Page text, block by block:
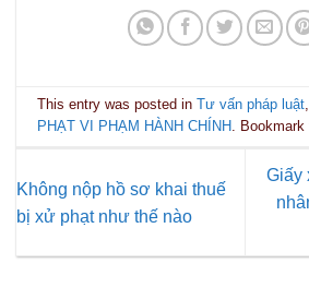
This entry was posted inTư vấn pháp luật
PHẠT VI PHẠM HÀNH CHÍNH .
Không nộp hồ sơ khai thuế
bị xử phạt như thế nào
Giấy